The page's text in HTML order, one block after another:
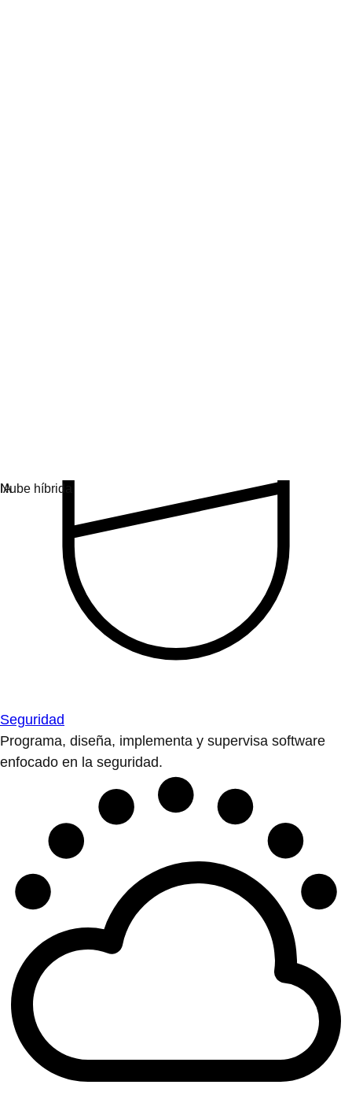
Seguridad
Programa, diseña, implementa y supervisa software
enfocado en la seguridad.